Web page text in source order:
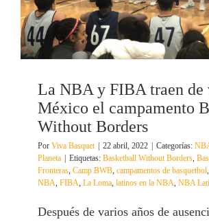
La NBA y FIBA traen de
México el campamento
Without Borders
Por Viva Basquet | 22 abril, 2022 | Categorías:
Planeta | Etiquetas: Basketball Without Borders
Fronteras Camp BWB campamentos de basquetbol
NBA FIBA La Loma latinos en la NBA NBA
Después de varios años de